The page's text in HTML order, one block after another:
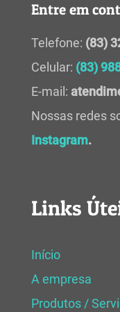
Entre em
Telefone: (83)
Celular: (83)
E-mail:
Nossas redes
Instagram.
Links
Início
A empresa
Produtos /